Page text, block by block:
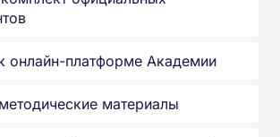
онлайн-платформе Академии
материалы